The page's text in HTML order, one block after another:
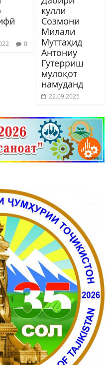
0
кулли
Созмони
Милали
Муттаҳид
Антониу
Гутерриш
мулоқот
намуданд
22.09.2025